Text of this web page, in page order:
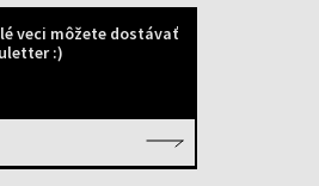
veci môžete dostávať
:)